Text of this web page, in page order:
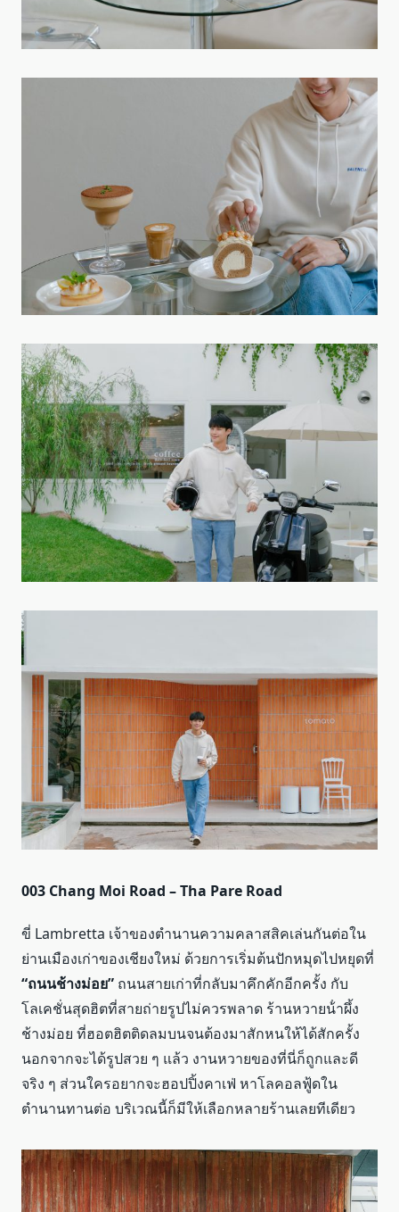
003 Chang Moi Road – Tha Pare Road
ขี่ Lambretta เจ้าของตำนานความคลาสสิคเล่นกันต่อใน
ย่านเมืองเก่าของเชียงใหม่ ด้วยการเริ่มต้นปักหมุดไปหยุดที่
“ถนนช้างม่อย” ถนนสายเก่าที่กลับมาคึกคักอีกครั้ง กับ
โลเคชั่นสุดฮิตที่สายถ่ายรูปไม่ควรพลาด ร้านหวายน้ําผึ้ง
ช้างม่อย ที่ฮอตฮิตติดลมบนจนต้องมาสักหนให้ได้สักครั้ง
นอกจากจะได้รูปสวย ๆ แล้ว งานหวายของที่นี่ก็ถูกและดี
จริง ๆ ส่วนใครอยากจะฮอปปิ้งคาเฟ่ หาโลคอลฟู้ดใน
ตำนานทานต่อ บริเวณนี้ก็มีให้เลือกหลายร้านเลยทีเดียว